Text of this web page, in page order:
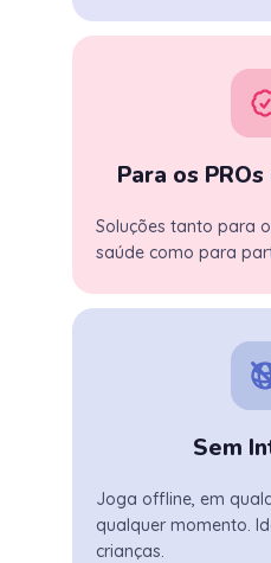
Para os
Soluções tanto para
saúde como para
Sem
Joga offline, em
qualquer momento.
crianças.